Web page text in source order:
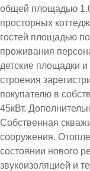
общей площадью
просторных
гостей площадью
проживания
детские площадки
строения
покупателю в
45кВт.
Собственная
сооружения.
состоянии нового
звукоизоляцией и